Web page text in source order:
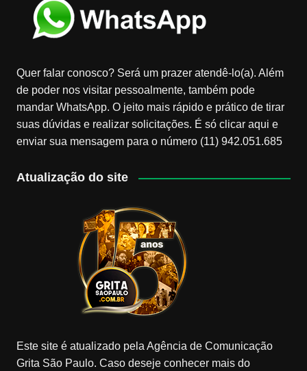
Quer falar conosco? Será um prazer atendê-lo(a). Além
de poder nos visitar pessoalmente, também pode
mandar WhatsApp. O jeito mais rápido e prático de tirar
suas dúvidas e realizar solicitações. É só clicar aqui e
enviar sua mensagem para o número (11) 942.051.685
Atualização do site
Este site é atualizado pela Agência de Comunicação
Grita São Paulo. Caso deseje conhecer mais do